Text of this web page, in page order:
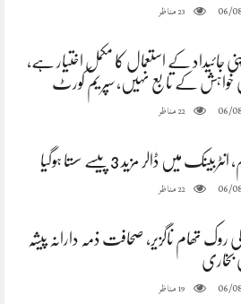
06/
23مناظر
جائیداد کے استعمال کا مکمل اختیار ہے،
کی خواہش کے تابع نہیں، سپریم کورٹ
06/
22مناظر
میں ڈالر مزید 3 پیسے سستا ہوگیا
06/
22مناظر
روک تھام ناگزیر، صحافت ذمہ دارانہ پیشہ
بخاری
06/
19مناظر